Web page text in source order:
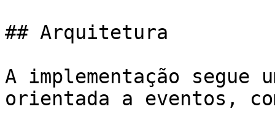
## Arquitetura
A implementação
orientada a eventos,